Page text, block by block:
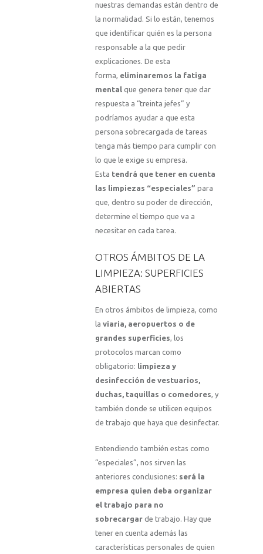
nuestras demandas están dentro de
la normalidad. Si lo están, tenemos
que identificar quién es la persona
responsable a la que pedir
explicaciones. De esta
forma, eliminaremos la fatiga
mental que genera tener que dar
respuesta a “treinta jefes” y
podríamos ayudar a que esta
persona sobrecargada de tareas
tenga más tiempo para cumplir con
lo que le exige su empresa.
Esta tendrá que tener en cuenta
las limpiezas “especiales” para
que, dentro su poder de dirección,
determine el tiempo que va a
necesitar en cada tarea.
OTROS ÁMBITOS DE LA
LIMPIEZA: SUPERFICIES
ABIERTAS
En otros ámbitos de limpieza, como
la viaria, aeropuertos o de
grandes superficies, los
protocolos marcan como
obligatorio: limpieza y
desinfección de vestuarios,
duchas, taquillas o comedores, y
también donde se utilicen equipos
de trabajo que haya que desinfectar.
Entendiendo también estas como
“especiales”, nos sirven las
anteriores conclusiones: será la
empresa quien deba organizar
el trabajo para no
sobrecargar de trabajo. Hay que
tener en cuenta además las
características personales de quien